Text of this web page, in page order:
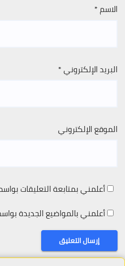
الاسم*
البريد الإلكتروني*
الموقع الإلكتروني
أعلمني بمتابعة التعليقات
أعلمني بالمواضيع الجديدة